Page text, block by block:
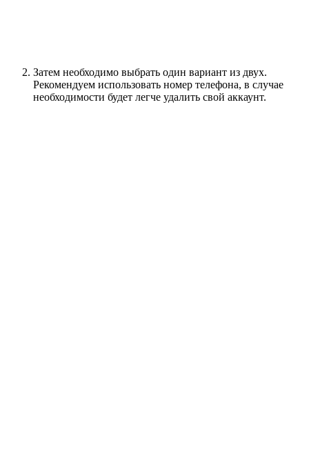
Затем необходимо выбрать один вариант из двух.
Рекомендуем использовать номер телефона, в случае
необходимости будет легче удалить свой аккаунт.